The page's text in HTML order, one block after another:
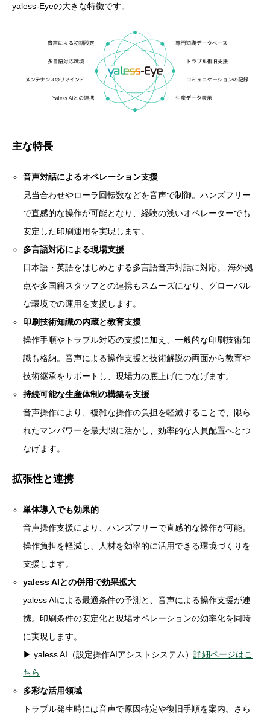
yaless-Eyeの大きな特徴です。
主な特長
音声対話によるオペレーション支援
見当合わせやローラ回転数などを音声で制御。ハンズフリー
で直感的な操作が可能となり、経験の浅いオペレーターでも
安定した印刷運用を実現します。
多言語対応による現場支援
日本語・英語をはじめとする多言語音声対話に対応。 海外拠
点や多国籍スタッフとの連携もスムーズになり、グローバル
な環境での運用を支援します。
印刷技術知識の内蔵と教育支援
操作手順やトラブル対応の支援に加え、一般的な印刷技術知
識も格納。音声による操作支援と技術解説の両面から教育や
技術継承をサポートし、現場力の底上げにつなげます。
持続可能な生産体制の構築を支援
音声操作により、複雑な操作の負担を軽減することで、限ら
れたマンパワーを最大限に活かし、効率的な人員配置へとつ
なげます。
拡張性と連携
単体導入でも効果的
音声操作支援により、ハンズフリーで直感的な操作が可能。
操作負担を軽減し、人材を効率的に活用できる環境づくりを
支援します。
yaless AIとの併用で効果拡大
yaless AIによる最適条件の予測と、音声による操作支援が連
携。印刷条件の安定化と現場オペレーションの効率化を同時
に実現します。
▶ yaless AI（設定操作AIアシストシステム）詳細ページはこ
ちら
多彩な活用領域
トラブル発生時には音声で原因特定や復旧手順を案内。さら